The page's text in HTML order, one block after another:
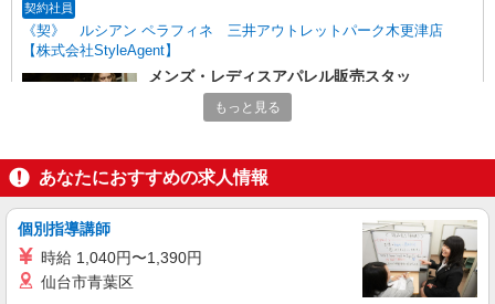
契約社員
《契》 ルシアン ペラフィネ 三井アウトレットパーク木更津店
【株式会社StyleAgent】
メンズ・レディスアパレル販売スタッ
フ/lucien pellat-finet
■契約社員：月給210,000円〜250,000円 □能
能性あり □別途交通費支給 □役職任用時、各種手
当あり □アルバイト・パートタイムスタッフ(時給
1,150円〜1,300円)同時募集中！ ・1日あたり実働
6.5時間〜最大7.5時間(別途休憩あり)×週3日から相
千葉県木更津市金田東3-1-1 《lucien pellat-
finet・JACOB COHEN 三井アウトレットパーク
木更津店》
詳細を見る
契約社員
もっと見る
あなたにおすすめの求人情報
個別指導講師
時給 1,040円〜1,390円
仙台市青葉区